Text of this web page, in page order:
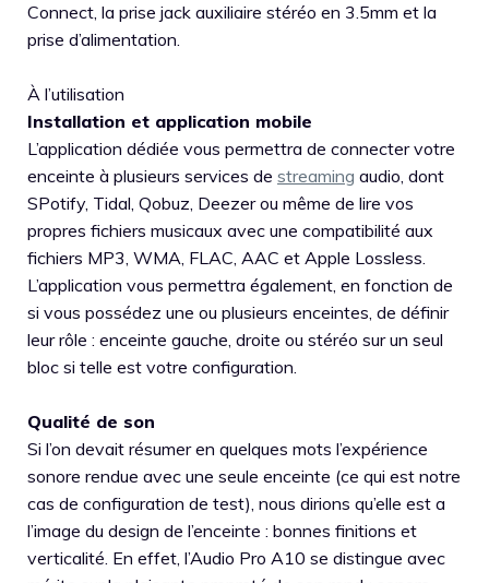
Connect, la prise jack auxiliaire stéréo en 3.5mm et la
prise d’alimentation.
À l’utilisation
Installation et application mobile
L’application dédiée vous permettra de connecter votre
enceinte à plusieurs services de streaming audio, dont
SPotify, Tidal, Qobuz, Deezer ou même de lire vos
propres fichiers musicaux avec une compatibilité aux
fichiers MP3, WMA, FLAC, AAC et Apple Lossless.
L’application vous permettra également, en fonction de
si vous possédez une ou plusieurs enceintes, de définir
leur rôle : enceinte gauche, droite ou stéréo sur un seul
bloc si telle est votre configuration.
Qualité de son
Si l’on devait résumer en quelques mots l’expérience
sonore rendue avec une seule enceinte (ce qui est notre
cas de configuration de test), nous dirions qu’elle est a
l’image du design de l’enceinte : bonnes finitions et
verticalité. En effet, l’Audio Pro A10 se distingue avec